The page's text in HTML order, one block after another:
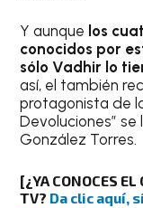
Y aunque los
conocidos por
sólo Vadhir lo
así, el también
protagonista de
Devoluciones”
González Torres.
[¿YA CONOCES
TV? Da clic aquí,